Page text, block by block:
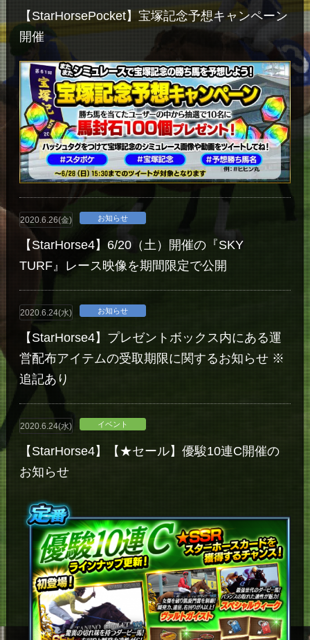
【StarHorsePocket】宝塚記念予想キャンペーン
開催
2020.6.26(金) お知らせ
【StarHorse4】6/20（土）開催の『SKY
TURF』レース映像を期間限定で公開
2020.6.24(水) お知らせ
【StarHorse4】プレゼントボックス内にある運
営配布アイテムの受取期限に関するお知らせ ※
追記あり
2020.6.24(水) イベント
【StarHorse4】【★セール】優駿10連C開催の
お知らせ